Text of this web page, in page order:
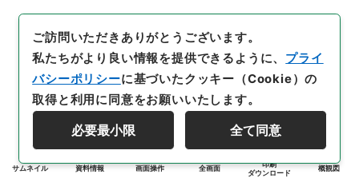
サムネイル 資料情報 画面操作 全画面
印刷
ダウンロード
概観図
ご訪問いただきありがとうございます。
私たちがより良い情報を提供できるように、 プライ
バシーポリシーに基づいたクッキー（Cookie）の
取得と利用に同意をお願いいたします。
必要最小限 全て同意